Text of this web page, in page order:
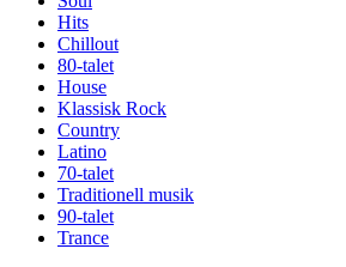
Hits
Chillout
80-talet
House
Klassisk Rock
Country
Latino
70-talet
Traditionell musik
90-talet
Trance